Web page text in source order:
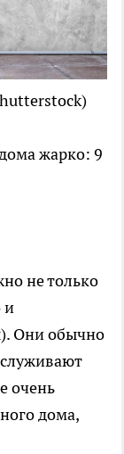
жарко: 9
не только
и
Они обычно
очень
дома,